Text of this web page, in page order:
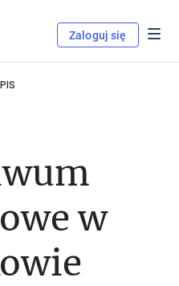
Zaloguj się
w